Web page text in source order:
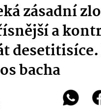
zásadní
a
bacha